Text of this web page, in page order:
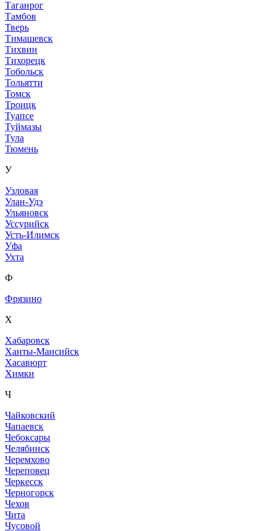
Таганрог
Тамбов
Тверь
Тимашевск
Тихвин
Тихорецк
Тобольск
Тольятти
Томск
Троицк
Туапсе
Туймазы
Тула
Тюмень
У
Узловая
Улан-Удэ
Ульяновск
Уссурийск
Усть-Илимск
Уфа
Ухта
Ф
Фрязино
Х
Хабаровск
Ханты-Мансийск
Хасавюрт
Химки
Ч
Чайковский
Чапаевск
Чебоксары
Челябинск
Черемхово
Череповец
Черкесск
Черногорск
Чехов
Чита
Чусовой